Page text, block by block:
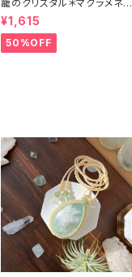
籠のクリスタル＊マクラメネッ
クレス
¥1,615
50%OFF